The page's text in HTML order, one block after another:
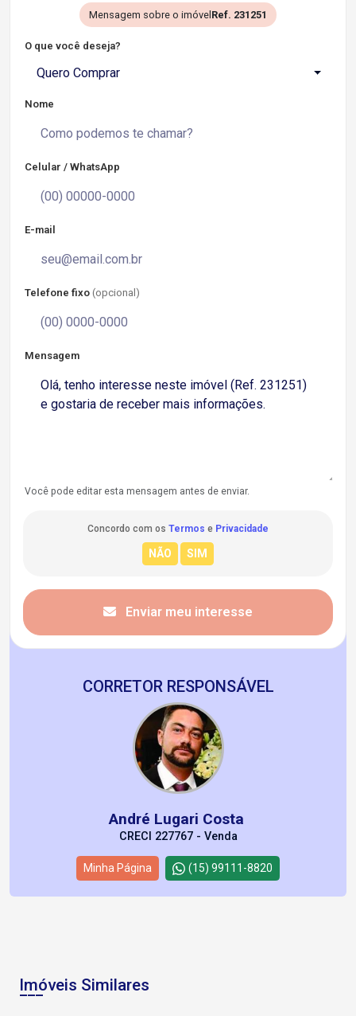
Mensagem sobre o imóvel Ref. 231251
O que você deseja?
Quero Comprar
Nome
Celular / WhatsApp
E-mail
Telefone fixo (opcional)
Mensagem
Você pode editar esta mensagem antes de enviar.
Concordo com os Termos e Privacidade
Enviar meu interesse
CORRETOR RESPONSÁVEL
André Lugari Costa
CRECI 227767 - Venda
Minha Página (15) 99111-8820
Imóveis Similares